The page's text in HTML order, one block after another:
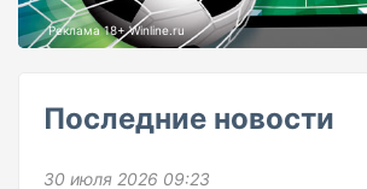
Реклама 18+ Winline.ru
Последние новости
30 июля 2026 09:23